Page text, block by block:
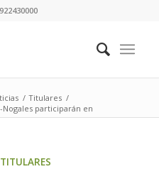
/ Titulares /
Nogales participarán en
TITULARES